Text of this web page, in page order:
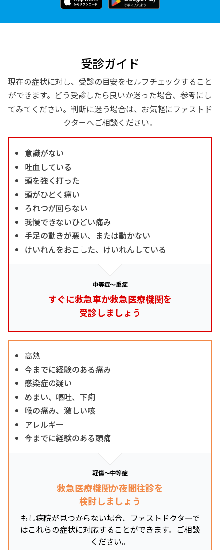
受診ガイド
現在の症状に対し、受診の目安をセルフチェックすること
ができます。どう受診したら良いか迷った場合、参考にし
てみてください。判断に迷う場合は、お気軽にファストド
クターへご相談ください。
意識がない
吐血している
頭を強く打った
頭がひどく痛い
ろれつが回らない
我慢できないひどい痛み
手足の動きが悪い、または動かない
けいれんをおこした、けいれんしている
中等症～重症
すぐに救急車か救急医療機関を
受診しましょう
高熱
今までに経験のある痛み
感染症の疑い
めまい、嘔吐、下痢
喉の痛み、激しい咳
アレルギー
今までに経験のある頭痛
軽傷～中等症
救急医療機関か夜間往診を
検討しましょう
もし病院が見つからない場合、ファストドクターで
はこれらの症状に対応することができます。ご相談
ください。